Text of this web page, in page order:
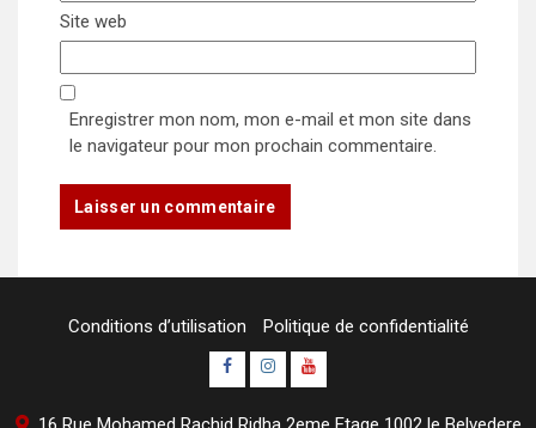
Site web
Enregistrer mon nom, mon e-mail et mon site dans
le navigateur pour mon prochain commentaire.
Conditions d’utilisation
Politique de confidentialité
PageInstagram
youtube